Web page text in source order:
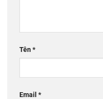
Tên*
Email *